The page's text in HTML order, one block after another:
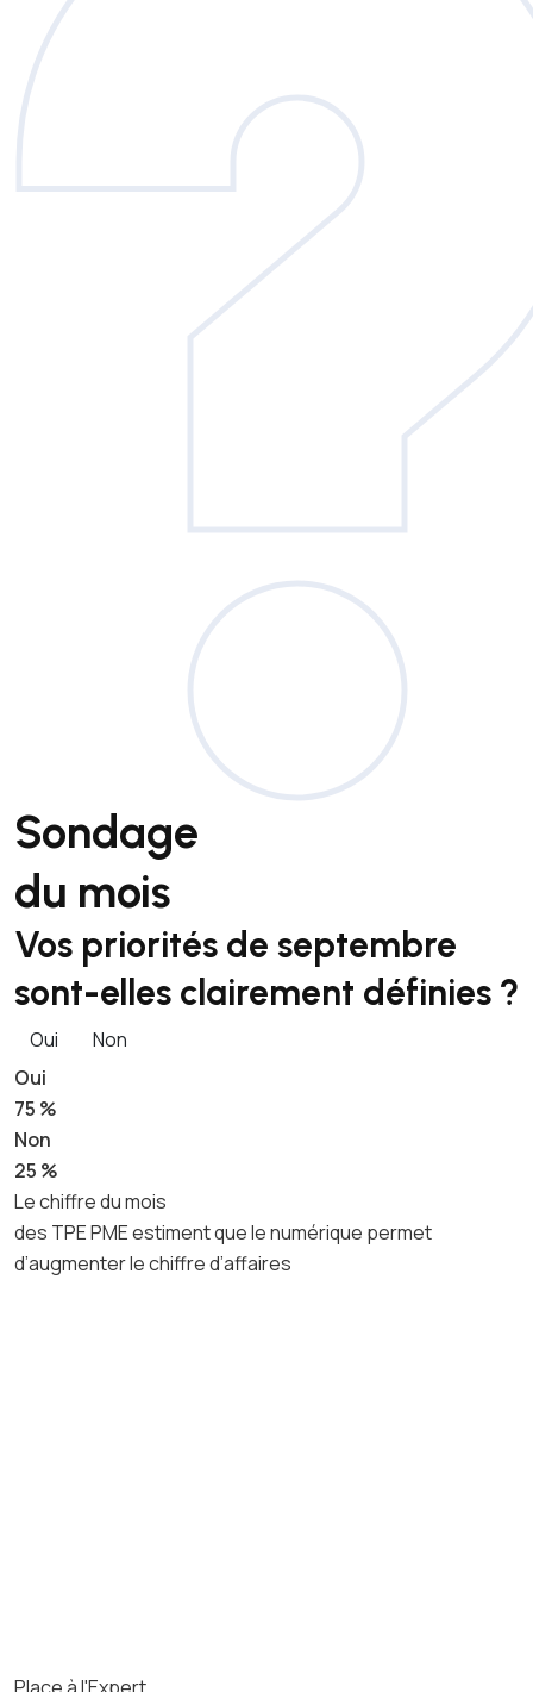
Sondage
du mois
Vos priorités de septembre
sont-elles clairement définies ?
Oui
Non
Oui
75 %
Non
25 %
Le chiffre du mois
des TPE PME estiment que le numérique permet
d’augmenter le chiffre d’affaires